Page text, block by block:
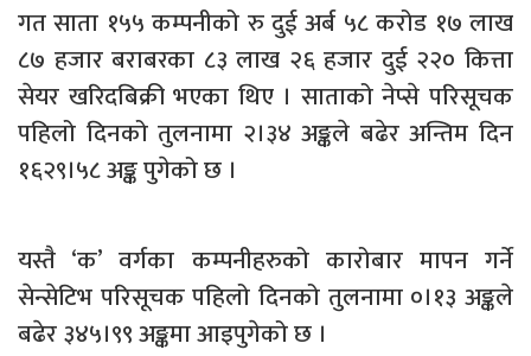
गत साता १५५ कम्पनीको रु दुई अर्ब ५८ करोड १७ लाख
८७ हजार बराबरका ८३ लाख २६ हजार दुई २२० कित्ता
सेयर खरिदबिक्री भएका थिए । साताको नेप्से परिसूचक
पहिलो दिनको तुलनामा २।३४ अङ्कले बढेर अन्तिम दिन
१६२९।५८ अङ्क पुगेको छ ।
यस्तै ‘क’ वर्गका कम्पनीहरुको कारोबार मापन गर्ने
सेन्सेटिभ परिसूचक पहिलो दिनको तुलनामा ०।१३ अङ्कले
बढेर ३४५।९९ अङ्कमा आइपुगेको छ ।